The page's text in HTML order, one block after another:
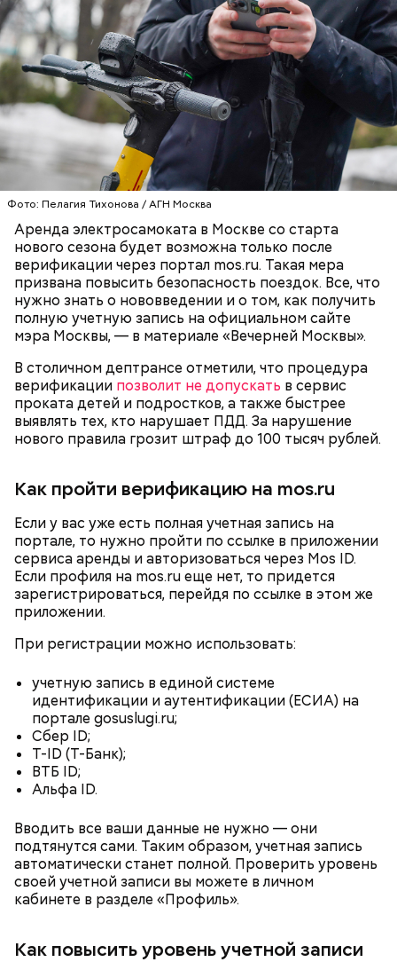
Фото: Пелагия Тихонова / АГН Москва
Аренда электросамоката в Москве со старта
нового сезона будет возможна только после
верификации через портал mos.ru. Такая мера
призвана повысить безопасность поездок. Все, что
нужно знать о нововведении и о том, как получить
полную учетную запись на официальном сайте
мэра Москвы, — в материале «Вечерней Москвы».
В столичном дептрансе отметили, что процедура
верификации позволит не допускать в сервис
проката детей и подростков, а также быстрее
выявлять тех, кто нарушает ПДД. За нарушение
нового правила грозит штраф до 100 тысяч рублей.
Как пройти верификацию на mos.ru
Если у вас уже есть полная учетная запись на
портале, то нужно пройти по ссылке в приложении
сервиса аренды и авторизоваться через Mos ID.
Если профиля на mos.ru еще нет, то придется
зарегистрироваться, перейдя по ссылке в этом же
приложении.
При регистрации можно использовать:
учетную запись в единой системе
идентификации и аутентификации (ЕСИА) на
портале gosuslugi.ru;
Сбер ID;
T-ID (T-Банк);
ВТБ ID;
Альфа ID.
Вводить все ваши данные не нужно — они
подтянутся сами. Таким образом, учетная запись
автоматически станет полной. Проверить уровень
своей учетной записи вы можете в личном
кабинете в разделе «Профиль».
Как повысить уровень учетной записи
Маршрут зеленого кольца проходит через:
Ботанический сад РАН;
ВДНХ;
Лосиный Остров;
Измайловский парк;
Кемеровский лесопарк;
Парк Кузьминки;
Парк 850-летия Москвы;
Братеевскую пойму;
Борисовские пруды;
Царицыно;
Битцевский лес;
Парк победы;
Парк Фили;
Парк Покровское-Стрешнево;
Тимирязевский парк.
Карта маршрута
Фото: Пресс-служба ЦОДД
В Большом Гнездниковском переулке Мастер
впервые увидел Маргариту с букетом мимоз в
руках. Именно здесь в доме № 10, где было
московское отделение газеты «Накануне», работал
Михаил Булгаков. Кстати, этот дом упоминается в
сборнике писателя «Дьяволиада» и очерке «Сорок
сороков».
Гнездниковском переулке Михаил Булгаков
третьей женой и хранительницей литературного
наследия писателя. Они познакомились в доме №
10, когда были в гостях у общих друзей. Они сразу
влюбились друг в друга, несмотря на то, что оба на
тот момент состояли в браке.
Дом Грибоедова
Сегодня здесь располагается Литературный
институт имени Максима Горького.
Современный парк делится на четыре части:
Партер, «Музеон», Нескучный сад и Воробьевы
горы. В Партере часто проводят фестивали или
концерты, отмечают День города, День Победы, а
Историческая часть парка — Нескучный сад —
является памятником садово-паркового искусства.
Здесь можно погулять в тени многовековых
деревьев, покормить уток в пруду или провести
романтическое свидание.
На Воробьевых горах расположилась лучшая
смотровая площадка столицы. А в музее
скульптуры «Музеон» находится более 1000
скульптур под открытым небом.